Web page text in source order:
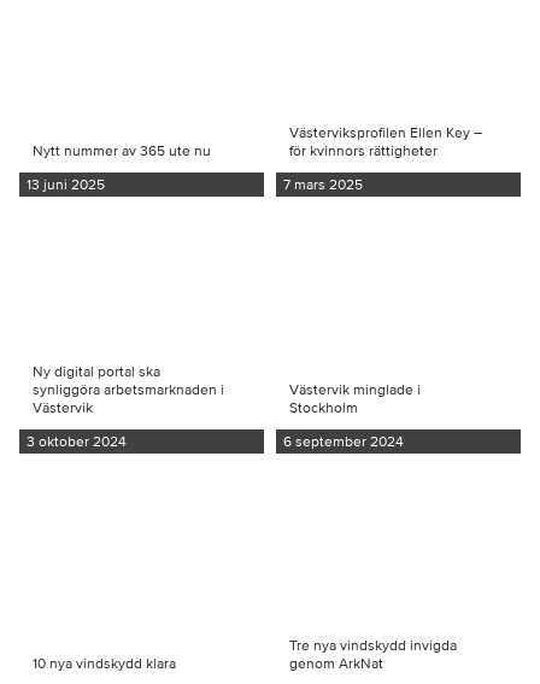
Nytt nummer av 365 ute nu
13 juni 2025
Västerviksprofilen Ellen Key –
för kvinnors rättigheter
7 mars 2025
Ny digital portal ska
synliggöra arbetsmarknaden i
Västervik
3 oktober 2024
Västervik minglade i
Stockholm
6 september 2024
10 nya vindskydd klara
Tre nya vindskydd invigda
genom ArkNat